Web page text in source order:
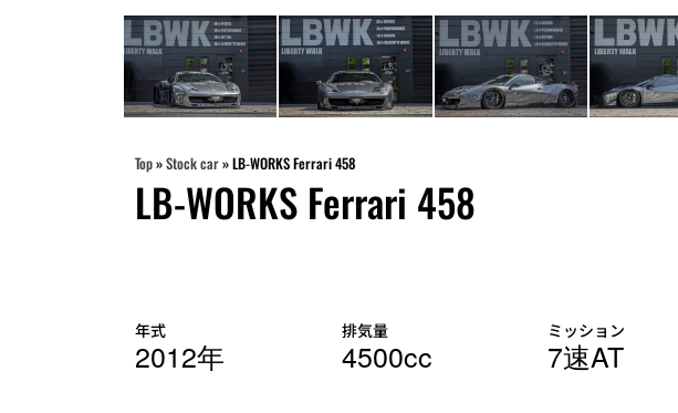
Top»Stock car»LB-WORKS Ferrari 458
LB-WORKS Ferrari 458
年式
2012年
排気量
4500cc
ミッション
7速AT